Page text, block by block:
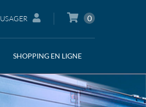
USAGER 0
SHOPPING EN LIGNE